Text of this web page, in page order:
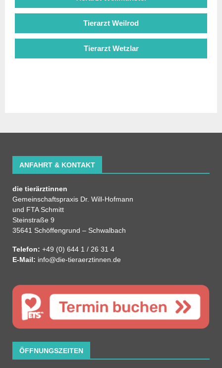
Tierarzt Weilrod
Tierarzt Wetzlar
ANFAHRT & KONTAKT
die tierärztinnen
Gemeinschaftspraxis Dr. Will-Hofmann
und FTA Schmitt
Steinstraße 9
35641 Schöffengrund – Schwalbach
Telefon: +49 (0) 644 1 / 26 31 4
E-Mail: info@die-tieraerztinnen.de
ÖFFNUNGSZEITEN